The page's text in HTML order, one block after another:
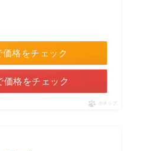
格をチェック
価格をチェック
ポチップ